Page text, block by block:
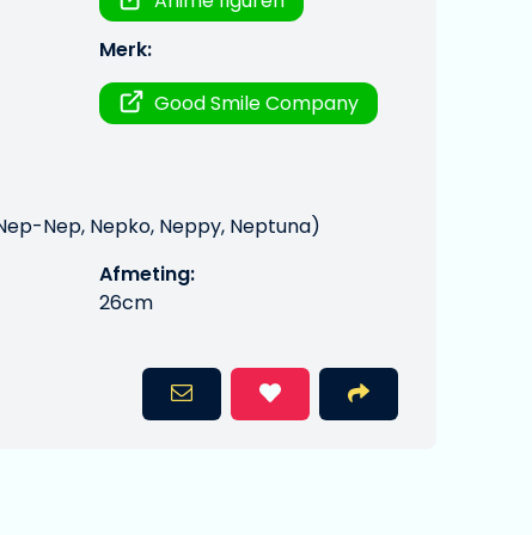
Merk:
Good Smile Company
Nep, Nepko, Neppy, Neptuna)
Afmeting:
26cm